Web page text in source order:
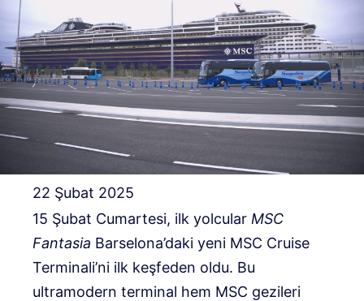
22 Şubat 2025
15 Şubat Cumartesi, ilk yolcular MSC
Fantasia Barselona’daki yeni MSC Cruise
Terminali’ni ilk keşfeden oldu. Bu
ultramodern terminal hem MSC gezileri